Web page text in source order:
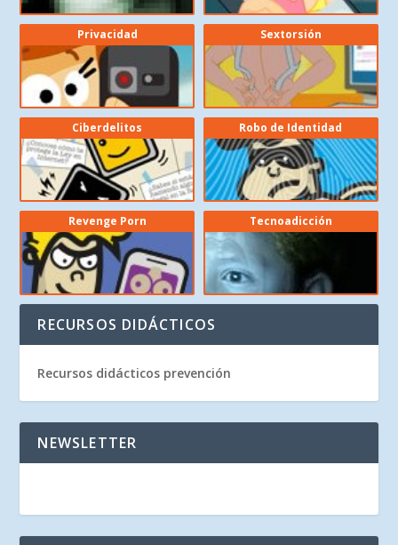
Privacidad Sextorsión
Ciberdelitos Robo de Identidad
Revenge Porn Tecnoadicción
RECURSOS DIDÁCTICOS
Recursos didácticos prevención
NEWSLETTER